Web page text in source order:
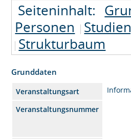
Seiteninhalt:
Personen
Strukturbaum
Grunddaten
Veranstaltungsart
Veranstaltungsnummer